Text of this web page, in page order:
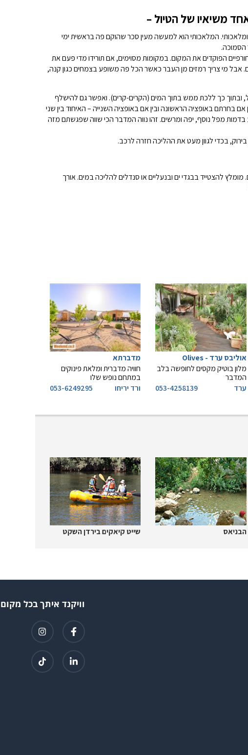
משיאיו של הטיול –
ומלאכותי. המלאכותי הוא למעשה מעין סכר שהוקם פה בראשית ימי
הסמוכה.
הפוקדים את המקום. במקומות מסוימים, אם תורידו מדי פעם את
אבל מי צריך רמזים מן העבר כאשר הכל פה משופע בצמחים כגון קנה,
ובתוך כך ללכת ממש בתוך המים (הקרים-קרים). ואפשר גם להישלף
בחרתם באופציה הראשונה ובין אם באופציה השנייה – האיחוד בין שני
מפל נוסף, יפה ומרשים. זהו נווה המדבר הכי שווה שפגשתם מזה
בכדי לגוון מעט את ההליכה חזרה לרכב.
להצטייד בבגדי ים ובנעליים או סנדלים להליכה במים. אורך
אוליבס ערד - Olives
מלון בוטיק מקסים לחופשה בלב
המדבר
ערד
053-4258139
מדברתא
חוויה מדברית ומלאת פינוקים
במתחם נופש שלו
ורד יריחו
053-6249295
הבניאס שייט קיאקים בירדן השקט
וויקנד איתך בכל מקום